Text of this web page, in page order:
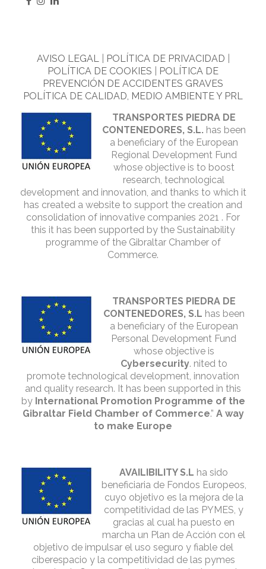
AVISO LEGAL POLÍTICA DE PRIVACIDAD
POLÍTICA DE COOKIES
POLÍTICA DE
PREVENCIÓN DE ACCIDENTES GRAVES
POLÍTICA DE CALIDAD, MEDIO AMBIENTE Y PRL
TRANSPORTES PIEDRA DE
CONTENEDORES, S.L. has been
a beneficiary of the European
Regional Development Fund
whose objective is to boost
research, technological
development and innovation, and thanks to which it
has created a website to support the creation and
consolidation of innovative companies 2021 . For
this it has been supported by the Sustainability
programme of the Gibraltar Chamber of
Commerce.
TRANSPORTES PIEDRA DE
CONTENEDORES, S.L has been
a beneficiary of the European
Personal Development Fund
whose objective is
Cybersecurity. nited to
promote technological development, innovation
and quality research. It has been supported in this
by International Promotion Programme of the
Gibraltar Field Chamber of Commerce.” A way
to make Europe
AVAILIBILITY S.L ha sido
beneficiaria de Fondos Europeos,
cuyo objetivo es la mejora de la
competitividad de las PYMES, y
gracias al cual ha puesto en
marcha un Plan de Acción con el
objetivo de impulsar el uso seguro y fiable del
ciberespacio y la competitividad de las pymes